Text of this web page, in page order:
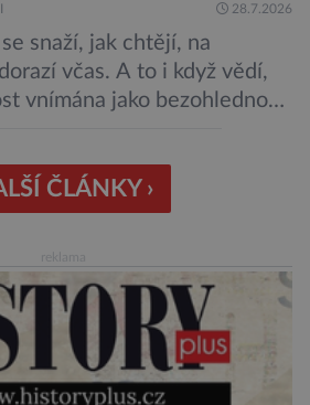
28.7.2026
snaží, jak chtějí, na
včas. A to i když vědí,
vnímána jako bezohlednost
možná úplně nemohou.
příčiny nedochvilnosti? A
ČLÁNKY ›